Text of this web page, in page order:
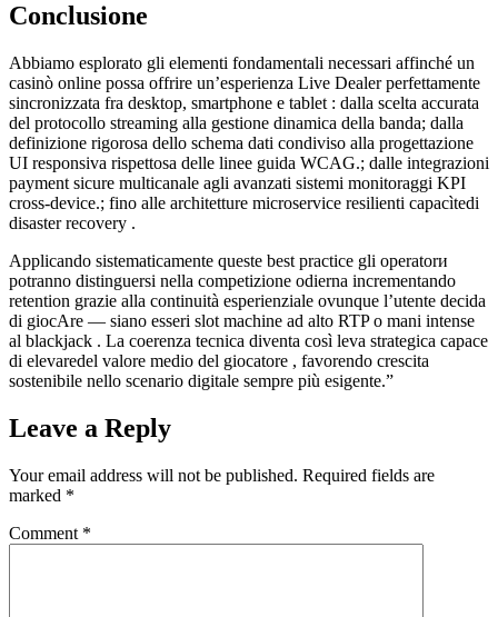
Conclusione
Abbiamo esplorato gli elementi fondamentali necessari affinché un
casinò online possa offrire un’esperienza Live Dealer perfettamente
sincronizzata fra desktop, smartphone e tablet : dalla scelta accurata
del protocollo streaming alla gestione dinamica della banda; dalla
definizione rigorosa dello schema dati condiviso alla progettazione
UI responsiva rispettosa delle linee guida WCAG.; dalle integrazioni
payment sicure multicanale agli avanzati sistemi monitoraggi KPI
cross-device.; fino alle architetture microservice resilienti capac­ìte​di
disaster recovery .
Applicando sistematicamente queste best practice gli operatorи
potranno distinguersi nella competizione odierna incrementando
retention grazie alla continuità esperienziale ovunque l’utente decida
​di giocAre — siano ess⁠eri slot machine ad alto RTP o mani intense
al blackjack . La coerenza tecnica diventa così leva strategica capace​
di elevaredel valore medio del giocatore , favorendo crescita
sostenibile nello scenario digitale sempre più esigente.”
Leave a Reply
Your email address will not be published. Required fields are
marked *
Comment *